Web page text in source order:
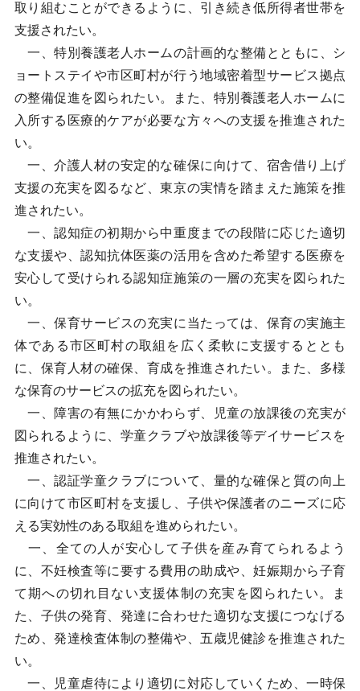
取り組むことができるように、引き続き低所得者世帯を
支援されたい。
一、特別養護老人ホームの計画的な整備とともに、シ
ョートステイや市区町村が行う地域密着型サービス拠点
の整備促進を図られたい。また、特別養護老人ホームに
入所する医療的ケアが必要な方々への支援を推進された
い。
一、介護人材の安定的な確保に向けて、宿舎借り上げ
支援の充実を図るなど、東京の実情を踏まえた施策を推
進されたい。
一、認知症の初期から中重度までの段階に応じた適切
な支援や、認知抗体医薬の活用を含めた希望する医療を
安心して受けられる認知症施策の一層の充実を図られた
い。
一、保育サービスの充実に当たっては、保育の実施主
体である市区町村の取組を広く柔軟に支援するととも
に、保育人材の確保、育成を推進されたい。また、多様
な保育のサービスの拡充を図られたい。
一、障害の有無にかかわらず、児童の放課後の充実が
図られるように、学童クラブや放課後等デイサービスを
推進されたい。
一、認証学童クラブについて、量的な確保と質の向上
に向けて市区町村を支援し、子供や保護者のニーズに応
える実効性のある取組を進められたい。
一、全ての人が安心して子供を産み育てられるよう
に、不妊検査等に要する費用の助成や、妊娠期から子育
て期への切れ目ない支援体制の充実を図られたい。ま
た、子供の発育、発達に合わせた適切な支援につなげる
ため、発達検査体制の整備や、五歳児健診を推進された
い。
一、児童虐待により適切に対応していくため、一時保